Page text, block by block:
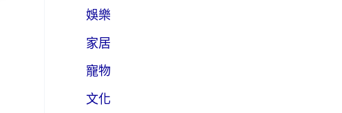
娛樂
家居
寵物
文化